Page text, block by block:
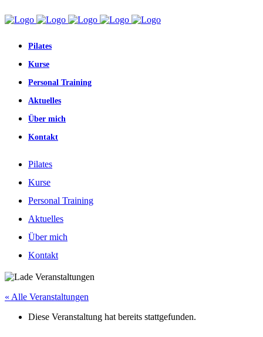
Pilates
Kurse
Personal Training
Aktuelles
Über mich
Kontakt
Pilates
Kurse
Personal Training
Aktuelles
Über mich
Kontakt
« Alle Veranstaltungen
Diese Veranstaltung hat bereits stattgefunden.